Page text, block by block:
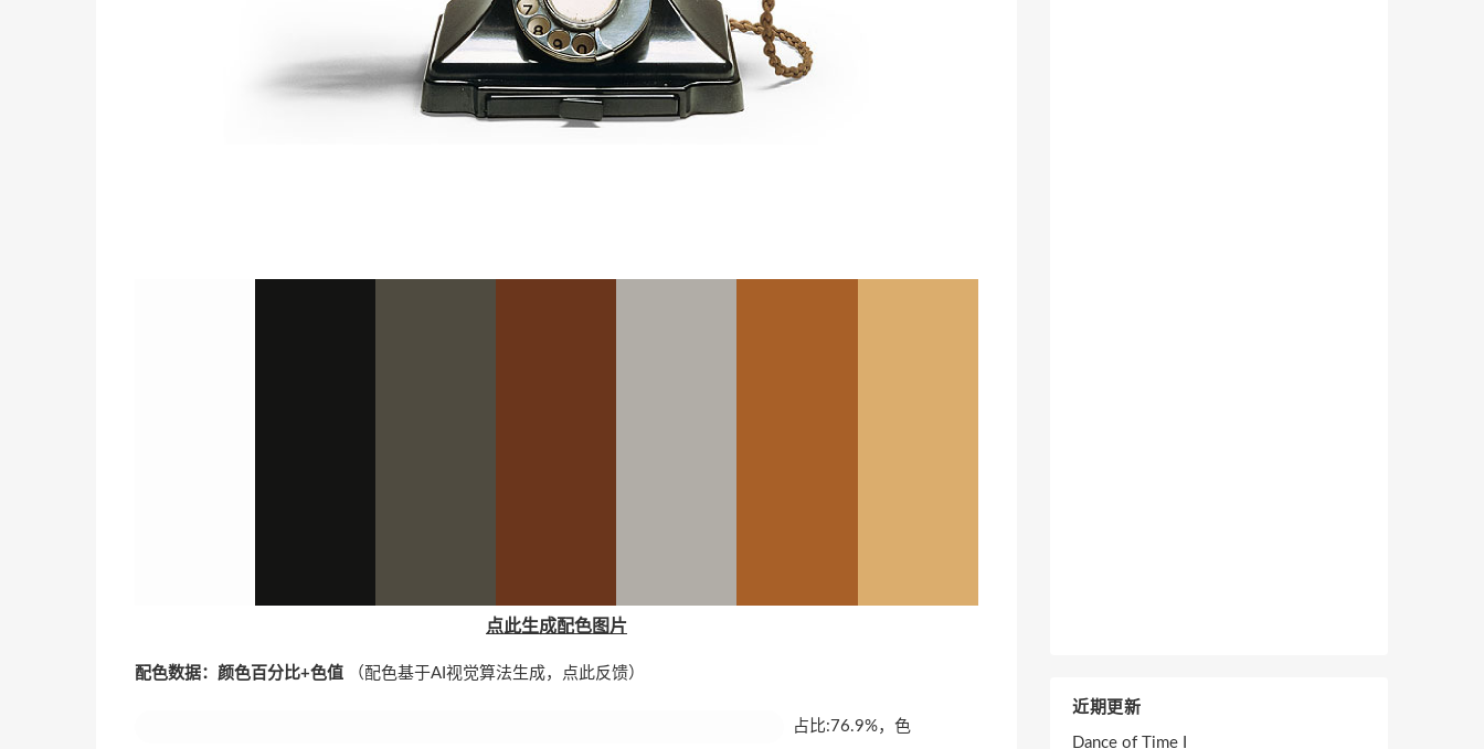
点此生成配色图片
配色数据：颜色百分比+色值 （配色基于AI视觉算法生成， 点此反馈）
占比:76.9%，色
近期更新
Dance of Time I